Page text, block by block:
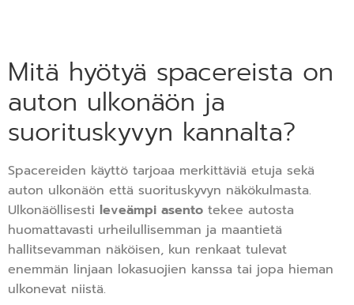
Mitä hyötyä spacereista on
auton ulkonäön ja
suorituskyvyn kannalta?
Spacereiden käyttö tarjoaa merkittäviä etuja sekä
auton ulkonäön että suorituskyvyn näkökulmasta.
Ulkonäöllisesti leveämpi asento tekee autosta
huomattavasti urheilullisemman ja maantietä
hallitsevamman näköisen, kun renkaat tulevat
enemmän linjaan lokasuojien kanssa tai jopa hieman
ulkonevat niistä.